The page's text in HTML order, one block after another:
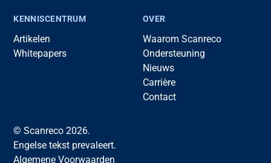
KENNISCENTRUM
Artikelen
Whitepapers
OVER
Waarom Scanreco
Ondersteuning
Nieuws
Carrière
Contact
© Scanreco 2026.
Engelse tekst prevaleert.
Algemene Voorwaarden